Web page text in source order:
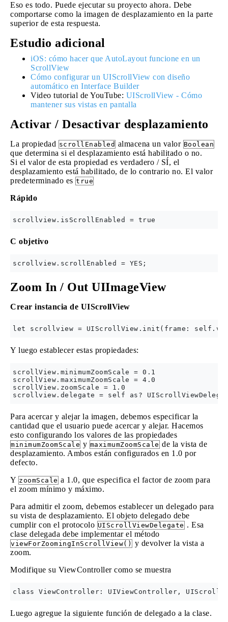
Eso es todo. Puede ejecutar su proyecto ahora. Debe
comportarse como la imagen de desplazamiento en la parte
superior de esta respuesta.
Estudio adicional
iOS: cómo hacer que AutoLayout funcione en un
ScrollView
Cómo configurar un UIScrollView con diseño
automático en Interface Builder
Video tutorial de YouTube: UIScrollView - Cómo
mantener sus vistas en pantalla
Activar / Desactivar desplazamiento
La propiedad scrollEnabled almacena un valor Boolean
que determina si el desplazamiento está habilitado o no.
Si el valor de esta propiedad es verdadero / SÍ, el
desplazamiento está habilitado, de lo contrario no. El valor
predeterminado es true
Rápido
C objetivo
Zoom In / Out UIImageView
Crear instancia de UIScrollView
Y luego establecer estas propiedades:
scrollView.minimumZoomScale = 0.1
scrollView.maximumZoomScale = 4.0
scrollView.zoomScale = 1.0
Para acercar y alejar la imagen, debemos especificar la
cantidad que el usuario puede acercar y alejar. Hacemos
esto configurando los valores de las propiedades
minimumZoomScale y maximumZoomScale de la vista de
desplazamiento. Ambos están configurados en 1.0 por
defecto.
Y zoomScale a 1.0, que especifica el factor de zoom para
el zoom mínimo y máximo.
Para admitir el zoom, debemos establecer un delegado para
su vista de desplazamiento. El objeto delegado debe
cumplir con el protocolo UIScrollViewDelegate . Esa
clase delegada debe implementar el método
viewForZoomingInScrollView() y devolver la vista a
zoom.
Modifique su ViewController como se muestra
Luego agregue la siguiente función de delegado a la clase.